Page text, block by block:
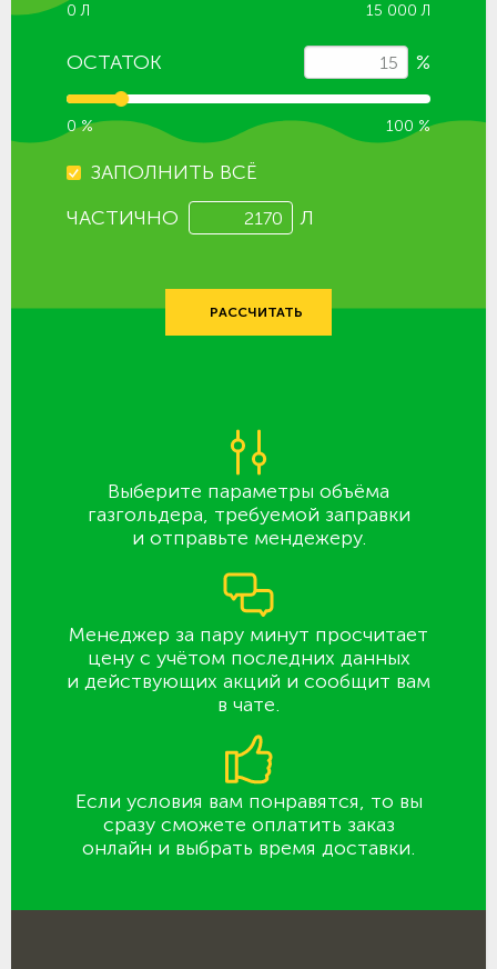
0 Л 15 000 Л
ОСТАТОК %
0 % 100 %
ЗАПОЛНИТЬ ВСЁ
ЧАСТИЧНО
Л
РАССЧИТАТЬ
Выберите параметры объёма
газгольдера, требуемой заправки
и отправьте мендежеру.
Менеджер за пару минут просчитает
цену с учётом последних данных
и действующих акций и сообщит вам
в чате.
Если условия вам понравятся, то вы
сразу сможете оплатить заказ
онлайн и выбрать время доставки.